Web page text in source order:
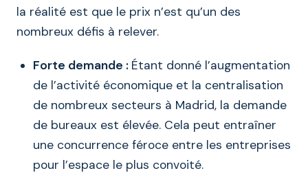
la réalité est que le prix n’est qu’un des
nombreux défis à relever.
Forte demande : Étant donné l’augmentation
de l’activité économique et la centralisation
de nombreux secteurs à Madrid, la demande
de bureaux est élevée. Cela peut entraîner
une concurrence féroce entre les entreprises
pour l’espace le plus convoité.